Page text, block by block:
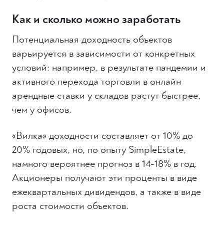
Как и сколько можно заработать
Потенциальная доходность объектов
варьируется в зависимости от конкретных
условий: например, в результате пандемии и
активного перехода торговли в онлайн
арендные ставки у складов растут быстрее,
чем у офисов.
«Вилка» доходности составляет от 10% до
20% годовых, но, по опыту SimpleEstate,
намного вероятнее прогноз в 14-18% в год.
Акционеры получают эти проценты в виде
ежеквартальных дивидендов, а также в виде
роста стоимости объектов.